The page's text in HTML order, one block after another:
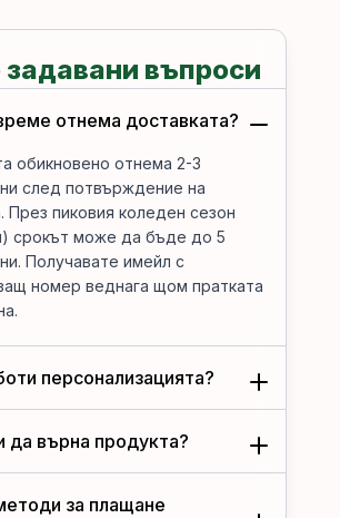
задавани въпроси
отнема доставката?
обикновено отнема 2-3
след потвърждение на
През пиковия коледен сезон
срокът може да бъде до 5
Получавате имейл с
номер веднага щом пратката
персонализацията?
да върна продукта?
за плащане